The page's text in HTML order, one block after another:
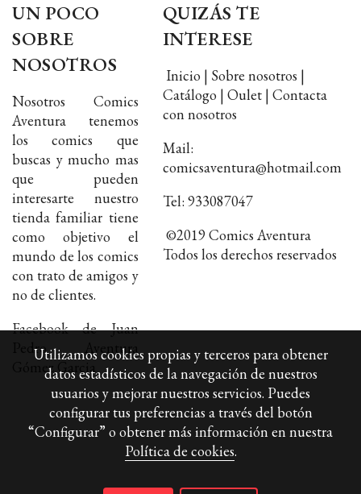
UN POCO
SOBRE
NOSOTROS
Nosotros Comics
Aventura tenemos
los comics que
buscas y mucho mas
que pueden
interesarte nuestro
tienda familiar tiene
como objetivo el
mundo de los comics
con trato de amigos y
no de clientes.
Facebook de Juan
Pedro Aventura
Gómez Garcia
QUIZÁS TE
INTERESE
Inicio | Sobre nosotros |
Catálogo | Oulet | Contacta
con nosotros
Mail:
comicsaventura@hotmail.com
Tel: 933087047
©2019 Comics Aventura
Todos los derechos reservados
Utilizamos cookies propias y terceros para obtener
datos estadísticos de la navegación de nuestros
usuarios y mejorar nuestros servicios. Puedes
configurar tus preferencias a través del botón
“Configurar” o obtener más información en nuestra
Política de cookies.